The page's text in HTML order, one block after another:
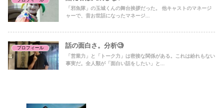
「邪魚隊」の玉城くんの舞台挨拶だった。 他キャストのマネージ
ャーで、昔お世話になったマネージ...
プロフィール 話の面白さ。分析🧐
「営業力」と「トーク力」は密接な関係がある。これは紛れもない
事実だ。全人類が「面白い話をしたい」と...